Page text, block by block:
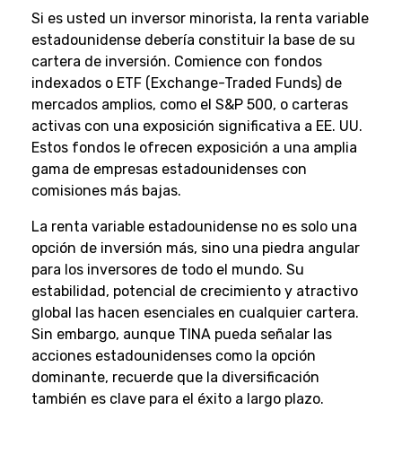
Si es usted un inversor minorista, la renta variable
estadounidense debería constituir la base de su
cartera de inversión. Comience con fondos
indexados o ETF (Exchange-Traded Funds) de
mercados amplios, como el S&P 500, o carteras
activas con una exposición significativa a EE. UU.
Estos fondos le ofrecen exposición a una amplia
gama de empresas estadounidenses con
comisiones más bajas.
La renta variable estadounidense no es solo una
opción de inversión más, sino una piedra angular
para los inversores de todo el mundo. Su
estabilidad, potencial de crecimiento y atractivo
global las hacen esenciales en cualquier cartera.
Sin embargo, aunque TINA pueda señalar las
acciones estadounidenses como la opción
dominante, recuerde que la diversificación
también es clave para el éxito a largo plazo.